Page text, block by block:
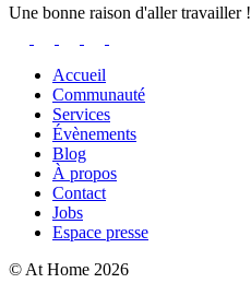
Une bonne raison d'aller travailler !
Accueil
Communauté
Services
Évènements
Blog
À propos
Contact
Jobs
Espace presse
© At Home 2026